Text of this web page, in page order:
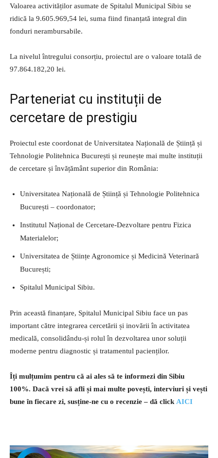
Valoarea activităților asumate de Spitalul Municipal Sibiu se
ridică la 9.605.969,54 lei, suma fiind finanțată integral din
fonduri nerambursabile.
La nivelul întregului consorțiu, proiectul are o valoare totală de
97.864.182,20 lei.
Parteneriat cu instituții de
cercetare de prestigiu
Proiectul este coordonat de Universitatea Națională de Știință și
Tehnologie Politehnica București și reunește mai multe instituții
de cercetare și învățământ superior din România:
Universitatea Națională de Știință și Tehnologie Politehnica
București – coordonator;
Institutul Național de Cercetare-Dezvoltare pentru Fizica
Materialelor;
Universitatea de Științe Agronomice și Medicină Veterinară
București;
Spitalul Municipal Sibiu.
Prin această finanțare, Spitalul Municipal Sibiu face un pas
important către integrarea cercetării și inovării în activitatea
medicală, consolidându-și rolul în dezvoltarea unor soluții
moderne pentru diagnostic și tratamentul pacienților.
Îți mulțumim pentru că ai ales să te informezi din Sibiu
100%. Dacă vrei să afli și mai multe povești, interviuri și vești
bune în fiecare zi, susține-ne cu o recenzie – dă click AICI